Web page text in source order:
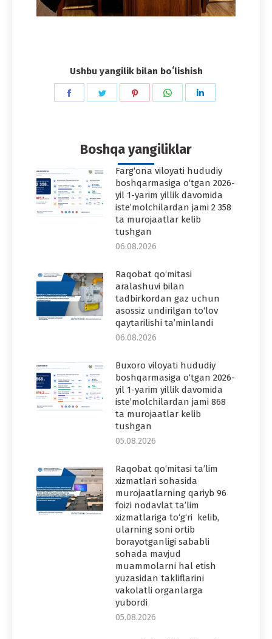
Ushbu yangilik bilan boʻlishish
Share
Share
Share
Share
Boshqa yangiliklar
Farg‘ona viloyati hududiy
boshqarmasiga o‘tgan 2026-
yil 1-yarim yillik davomida
iste’molchilardan jami 2 358
ta murojaatlar kelib
tushgan
06.08.2026
Raqobat qo‘mitasi
aralashuvi bilan
tadbirkordan gaz uchun
asossiz undirilgan to‘lov
qaytarilishi ta’minlandi
06.08.2026
Buxoro viloyati hududiy
boshqarmasiga o‘tgan 2026-
yil 1-yarim yillik davomida
iste’molchilardan jami 868
ta murojaatlar kelib
tushgan
05.08.2026
Raqobat qo‘mitasi ta’lim
xizmatlari sohasida
murojaatlarning qariyb 96
foizi nodavlat ta’lim
xizmatlariga to‘g‘ri kelib,
ularning soni ortib
borayotganligi sababli
sohada mavjud
muammolarni hal etish
yuzasidan takliflarini
vakolatli organlarga
yubordi
05.08.2026